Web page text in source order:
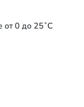
от 0 до 25˚С